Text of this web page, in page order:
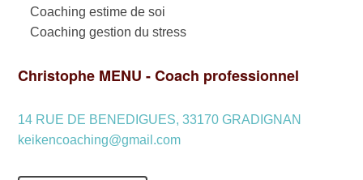
Coaching estime de soi
Coaching gestion du stress
Christophe MENU - Coach professionnel
14 RUE DE BENEDIGUES, 33170 GRADIGNAN
keikencoaching@gmail.com